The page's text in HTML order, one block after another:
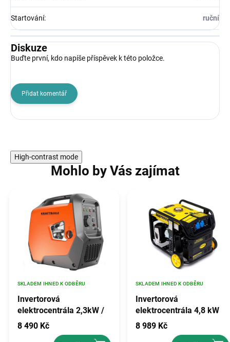
Startování: ruční
Diskuze
Buďte první, kdo napíše příspěvek k této položce.
Přidat komentář
High-contrast mode
Mohlo by Vás zajímat
Invertorová
elektrocentrála 2,3kW /
2,5kW KD697
SKLADEM IHNED K ODBĚRU
8 490 Kč
Invertorová
elektrocentrála 4,8 kW
KD194
SKLADEM IHNED K ODBĚRU
8 989 Kč